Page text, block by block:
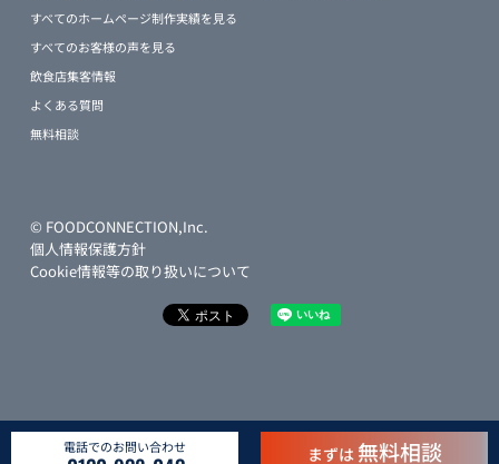
すべてのホームページ制作実績を見る
すべてのお客様の声を見る
飲食店集客情報
よくある質問
無料相談
© FOODCONNECTION,Inc.
個人情報保護方針
Cookie情報等の取り扱いについて
電話でのお問い合わせ まずは 無料相談